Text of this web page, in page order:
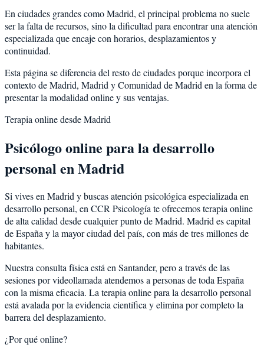
En ciudades grandes como Madrid, el principal problema no suele
ser la falta de recursos, sino la dificultad para encontrar una atención
especializada que encaje con horarios, desplazamientos y
continuidad.
Esta página se diferencia del resto de ciudades porque incorpora el
contexto deMadrid, Madrid yComunidad de Madrid en la forma de
presentar la modalidad online y sus ventajas.
Terapia online desdeMadrid
Psicólogo online para ladesarrollo
personal enMadrid
Si vives enMadridy buscas atención psicológica especializada en
desarrollo personal, en CCR Psicología te ofrecemos terapia online
de alta calidad desde cualquier punto deMadrid. Madridescapital
de España y la mayor ciudad del país, con más de tres millones de
habitantes.
Nuestra consulta física está en Santander, pero a través de las
sesiones por videollamada atendemos a personas de toda España
con la misma eficacia. La terapia online para ladesarrollo personal
está avalada por la evidencia científica y elimina por completo la
barrera del desplazamiento.
¿Por qué online?